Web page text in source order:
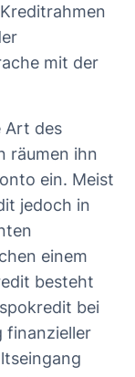
mit der
Art des
räumen ihn
ein. Meist
jedoch in
einem
besteht
bei
finanzieller